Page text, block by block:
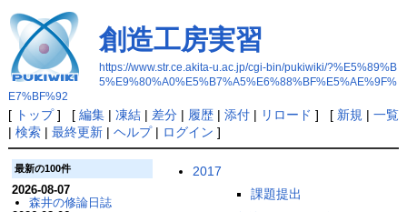
創造工房実習
https://www.str.ce.akita-u.ac.jp/cgi-bin/pukiwiki/?%E5%89%B
5%E9%80%A0%E5%B7%A5%E6%88%BF%E5%AE%9F%
E7%BF%92
[ トップ] [ 編集| 凍結| 差分| 履歴| 添付| リロード ] [ 新規 | 一覧
| 検索| 最終更新| ヘルプ| ログイン ]
2017
課題提出
最新の100件
2026-08-07
森井の修論日誌